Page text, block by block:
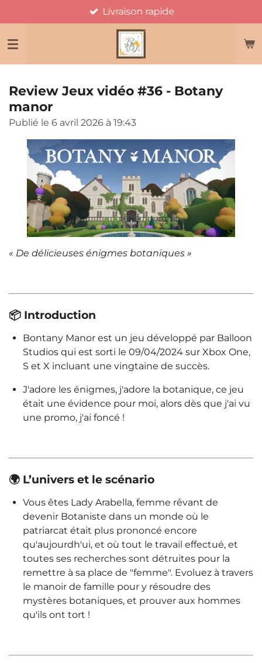
au
contenu
Livraison rapide
Review Jeux vidéo #36 - Botany
manor
Publié le 6 avril 2026 à 19:43
« De délicieuses énigmes botaniques »
📦 Introduction
Bontany Manor est un jeu développé par Balloon
Studios qui est sorti le 09/04/2024 sur Xbox One,
S et X incluant une vingtaine de succès.
J'adore les énigmes, j'adore la botanique, ce jeu
était une évidence pour moi, alors dès que j'ai vu
une promo, j'ai foncé !
🌍 L’univers et le scénario
Vous êtes Lady Arabella, femme rêvant de
devenir Botaniste dans un monde où le
patriarcat était plus prononcé encore
qu'aujourdh'ui, et où tout le travail effectué, et
toutes ses recherches sont détruites pour la
remettre à sa place de "femme". Evoluez à travers
le manoir de famille pour y résoudre des
mystères botaniques, et prouver aux hommes
qu'ils ont tort !